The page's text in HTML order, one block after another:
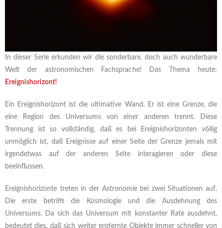
In dieser Serie erkunden wir die sonderbare, doch auch wunderbare
Welt der astronomischen Fachsprache! Das Thema heute:
Ereignishorizont!
Ein Ereignishorizont ist die ultimative Wand. Er ist eine Grenze, die
eine Region des Universums von einer anderen trennt. Diese
Trennung ist so vollständig, daß es bei Ereignishorizonten völlig
unmöglich ist, daß Ereignisse auf einer Seite der Grenze jemals mit
irgendetwas auf der anderen Seite interagieren oder diese
beeinflussen.
Ereignishorizonte treten in der Astronomie bei zwei Situationen auf.
Die erste betrifft die Kosmologie und die Ausdehnung des
Universums. Da sich das Universum mit konstanter Rate ausdehnt,
bedeutet dies, daß sich weiter entfernte Objekte immer schneller von